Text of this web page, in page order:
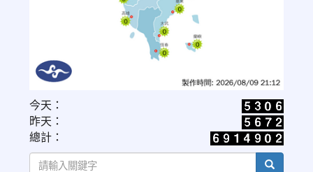
link
to
https://www.cwa.gov.tw/V8/C/W/OBS_UVI.html
今天：
昨天：
總計：
search